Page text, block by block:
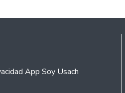
App Soy Usach